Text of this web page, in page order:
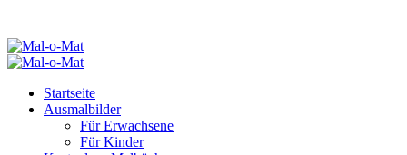
Startseite
Ausmalbilder
Für Erwachsene
Für Kinder